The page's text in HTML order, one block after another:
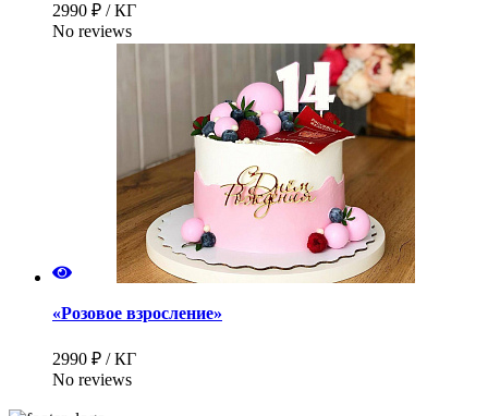
2990 ₽ / КГ
No reviews
«Розовое взросление»
2990 ₽ / КГ
No reviews